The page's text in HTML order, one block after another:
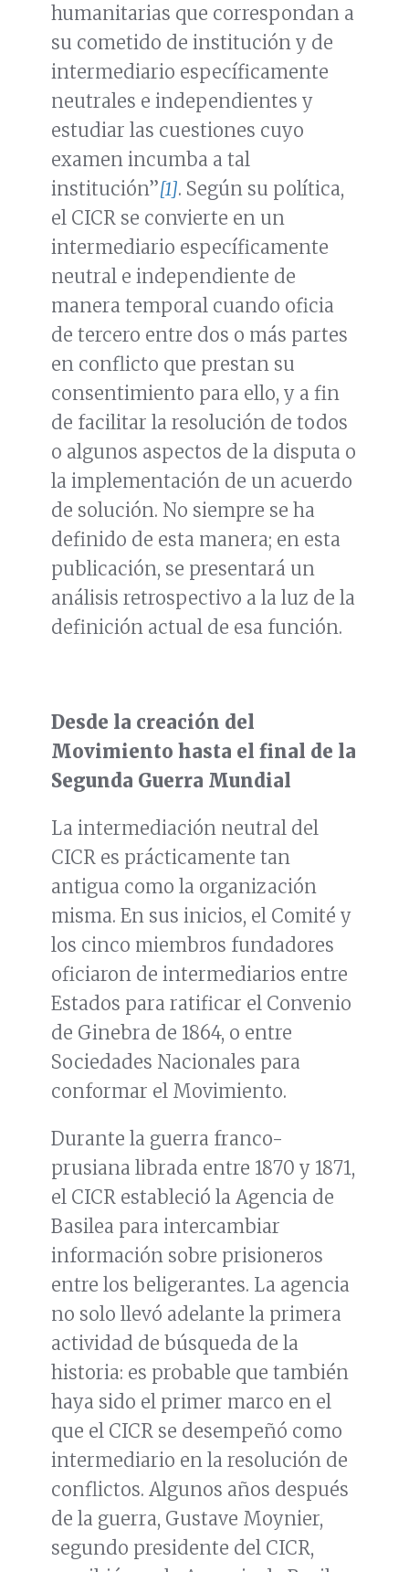
humanitarias que correspondan a
su cometido de institución y de
intermediario específicamente
neutrales e independientes y
estudiar las cuestiones cuyo
examen incumba a tal
institución”[1]. Según su política,
el CICR se convierte en un
intermediario específicamente
neutral e independiente de
manera temporal cuando oficia
de tercero entre dos o más partes
en conflicto que prestan su
consentimiento para ello, y a fin
de facilitar la resolución de todos
o algunos aspectos de la disputa o
la implementación de un acuerdo
de solución. No siempre se ha
definido de esta manera; en esta
publicación, se presentará un
análisis retrospectivo a la luz de la
definición actual de esa función.
Desde la creación del
Movimiento hasta el final de la
Segunda Guerra Mundial
La intermediación neutral del
CICR es prácticamente tan
antigua como la organización
misma. En sus inicios, el Comité y
los cinco miembros fundadores
oficiaron de intermediarios entre
Estados para ratificar el Convenio
de Ginebra de 1864, o entre
Sociedades Nacionales para
conformar el Movimiento.
Durante la guerra franco-
prusiana librada entre 1870 y 1871,
el CICR estableció la Agencia de
Basilea para intercambiar
información sobre prisioneros
entre los beligerantes. La agencia
no solo llevó adelante la primera
actividad de búsqueda de la
historia: es probable que también
haya sido el primer marco en el
que el CICR se desempeñó como
intermediario en la resolución de
conflictos. Algunos años después
de la guerra, Gustave Moynier,
segundo presidente del CICR,